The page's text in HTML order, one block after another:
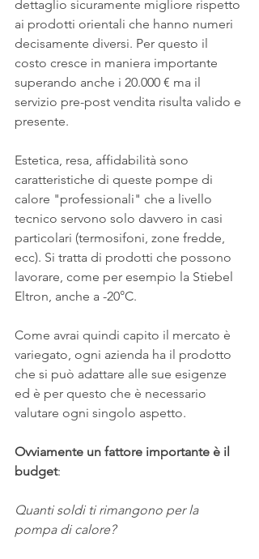
dettaglio sicuramente migliore rispetto
ai prodotti orientali che hanno numeri
decisamente diversi. Per questo il
costo cresce in maniera importante
superando anche i 20.000 € ma il
servizio pre-post vendita risulta valido e
presente.
Estetica, resa, affidabilità sono
caratteristiche di queste pompe di
calore "professionali" che a livello
tecnico servono solo davvero in casi
particolari (termosifoni, zone fredde,
ecc). Si tratta di prodotti che possono
lavorare, come per esempio la Stiebel
Eltron, anche a -20°C.
Come avrai quindi capito il mercato è
variegato, ogni azienda ha il prodotto
che si può adattare alle sue esigenze
ed è per questo che è necessario
valutare ogni singolo aspetto.
Ovviamente un fattore importante è il
budget:
Quanti soldi ti rimangono per la
pompa di calore?